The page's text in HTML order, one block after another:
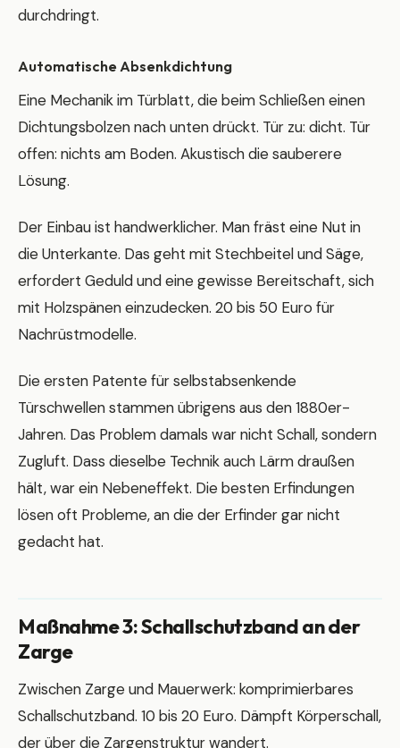
durchdringt.
Automatische Absenkdichtung
Eine Mechanik im Türblatt, die beim Schließen einen
Dichtungsbolzen nach unten drückt. Tür zu: dicht. Tür
offen: nichts am Boden. Akustisch die sauberere
Lösung.
Der Einbau ist handwerklicher. Man fräst eine Nut in
die Unterkante. Das geht mit Stechbeitel und Säge,
erfordert Geduld und eine gewisse Bereitschaft, sich
mit Holzspänen einzudecken. 20 bis 50 Euro für
Nachrüstmodelle.
Die ersten Patente für selbstabsenkende
Türschwellen stammen übrigens aus den 1880er-
Jahren. Das Problem damals war nicht Schall, sondern
Zugluft. Dass dieselbe Technik auch Lärm draußen
hält, war ein Nebeneffekt. Die besten Erfindungen
lösen oft Probleme, an die der Erfinder gar nicht
gedacht hat.
Maßnahme 3: Schallschutzband an der
Zarge
Zwischen Zarge und Mauerwerk: komprimierbares
Schallschutzband. 10 bis 20 Euro. Dämpft Körperschall,
der über die Zargenstruktur wandert.